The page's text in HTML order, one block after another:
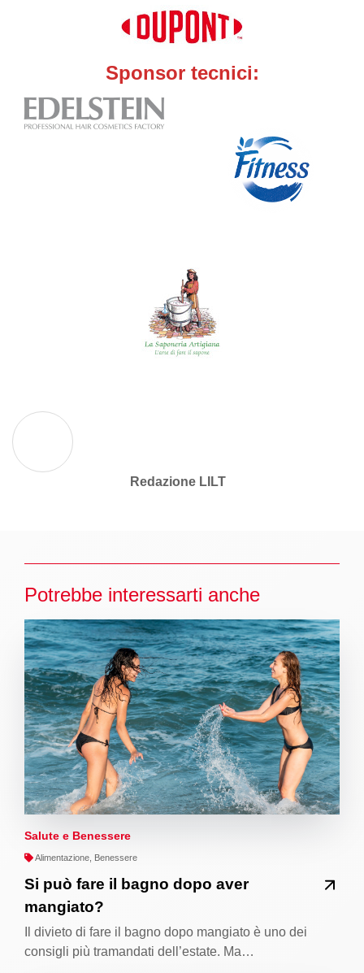
Sponsor tecnici:
Redazione LILT
Potrebbe interessarti anche
Salute e Benessere
Alimentazione, Benessere
Si può fare il bagno dopo aver
mangiato?
Il divieto di fare il bagno dopo mangiato è uno dei
consigli più tramandati dell’estate. Ma…